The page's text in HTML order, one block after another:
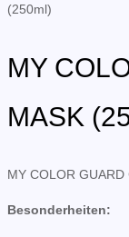
(250ml)
MY
MASK
MY COLOR
Besonderheiten: